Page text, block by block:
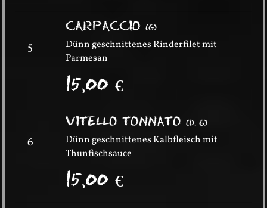
5
CARPACCIO(G)
Dünn geschnittenes Rinderfilet mit
Parmesan
15,00€
6
VITELLO TONNATO(D, G)
Dünn geschnittenes Kalbfleisch mit
Thunfischsauce
15,00€